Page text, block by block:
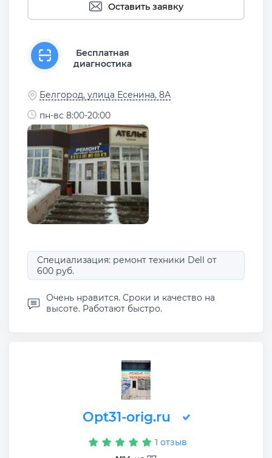
Оставить заявку
Бесплатная
диагностика
Белгород, улица Есенина, 8А
пн-вс 8:00-20:00
Специализация: ремонт техники Dell от
600 руб.
Очень нравится. Сроки и качество на
высоте. Работают быстро.
Opt31-orig.ru
1 отзыв